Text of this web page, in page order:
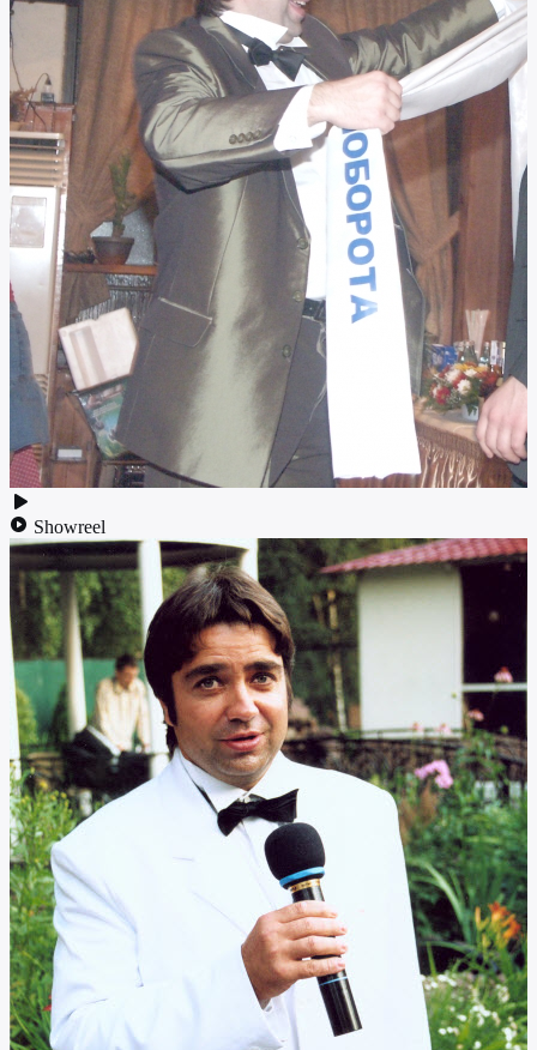
Showreel